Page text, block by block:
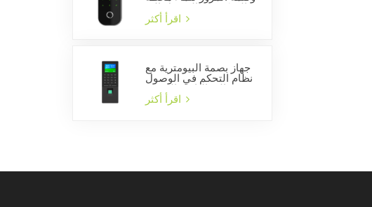
التحكم في الوصول إلى
الباب المستقل
جهاز بصمة البيومترية مع
نظام التحكم في الوصول
إلى الباب والشركة
المصنعة للوقت الحضور